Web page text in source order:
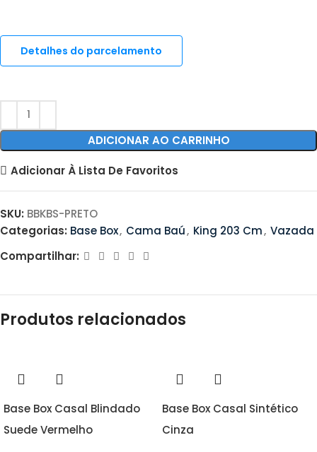
Detalhes do parcelamento
ADICIONAR AO CARRINHO
Adicionar À Lista De Favoritos
SKU: BBKBS-PRETO
Categorias: Base Box, Cama Baú, King 203 Cm, Vazada
Compartilhar:
Produtos relacionados
Base Box Casal Blindado
Suede Vermelho
Base Box Casal Sintético
Cinza